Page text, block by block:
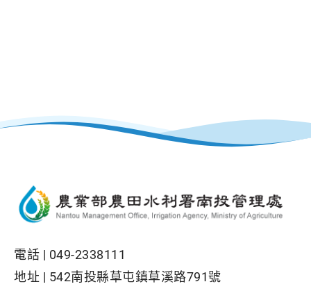
電話 | 049-2338111
地址 | 542南投縣草屯鎮草溪路791號